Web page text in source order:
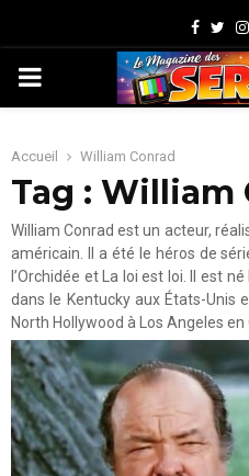
PRIMARY
Accueil William Conrad
Tag : William
William Conrad est un acteur,
américain. Il a été le héros de
l’Orchidée et La loi est loi. Il est
dans le Kentucky aux États-Unis
North Hollywood à Los Angeles en